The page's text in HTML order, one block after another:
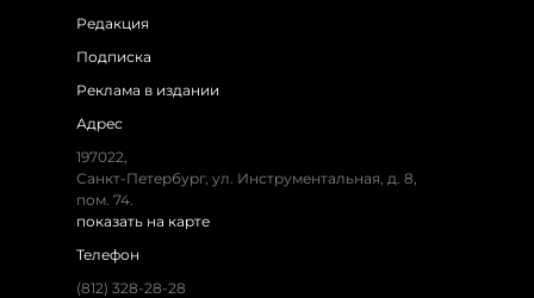
Редакция
Подписка
Реклама в издании
Адрес
197022,
Санкт-Петербург, ул. Инструментальная, д. 8,
пом. 74.
показать на карте
Телефон
(812) 328-28-28